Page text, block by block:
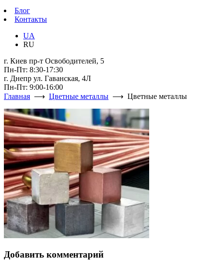
Блог
Контакты
UA
RU
г. Киев пр-т Освободителей, 5
Пн-Пт: 8:30-17:30
г. Днепр ул. Гаванская, 4Л
Пн-Пт: 9:00-16:00
Главная ⟶ Цветные металлы ⟶ Цветные металлы
Добавить комментарий